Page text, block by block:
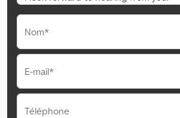
Nom*
E-mail*
Téléphone